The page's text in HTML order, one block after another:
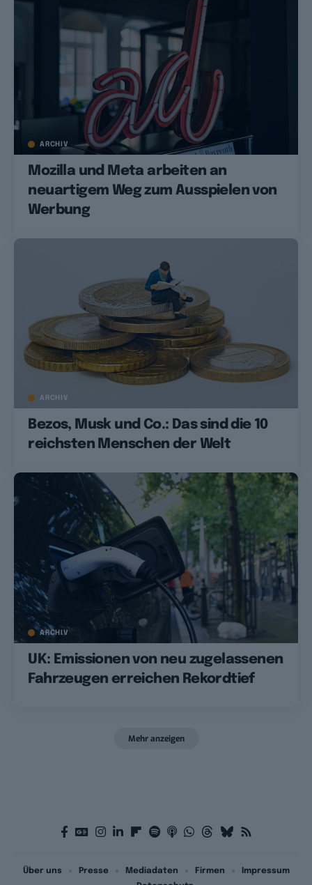
ARCHIV
Mozilla und Meta arbeiten an
neuartigem Weg zum Ausspielen von
Werbung
ARCHIV
Bezos, Musk und Co.: Das sind die 10
reichsten Menschen der Welt
ARCHIV
UK: Emissionen von neu zugelassenen
Fahrzeugen erreichen Rekordtief
Mehr anzeigen
Über uns Presse Mediadaten Firmen
Impressum